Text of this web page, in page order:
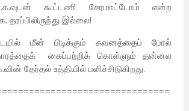
கூட்டணி சேரமாட்டோம் என்ற
தரப்பிலிருந்து இல்லை!
மீன் பிடிக்கும் கவனத்தைப் போல்
கைப்பற்றிக் கொள்ளும் தன்னல
தேர்தல் உத்தியில் பளிச்சிடுகிறது.